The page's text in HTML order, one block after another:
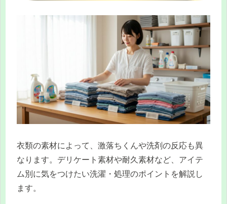
衣類の素材によって、激落ちくんや洗剤の反応も異
なります。デリケート素材や耐久素材など、アイテ
ム別に気をつけたい洗濯・処理のポイントを解説し
ます。